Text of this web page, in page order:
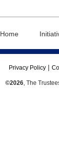
Home
Privacy Policy
©2026, The